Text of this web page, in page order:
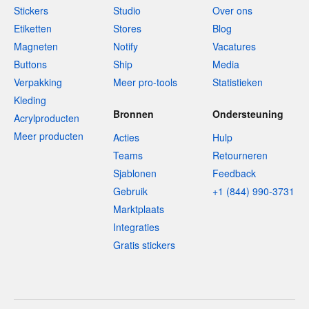
Stickers
Etiketten
Magneten
Buttons
Verpakking
Kleding
Acrylproducten
Meer producten
Studio
Stores
Notify
Ship
Meer pro-tools
Over ons
Blog
Vacatures
Media
Statistieken
Bronnen
Acties
Teams
Sjablonen
Gebruik
Marktplaats
Integraties
Gratis stickers
Ondersteuning
Hulp
Retourneren
Feedback
+1 (844) 990-3731